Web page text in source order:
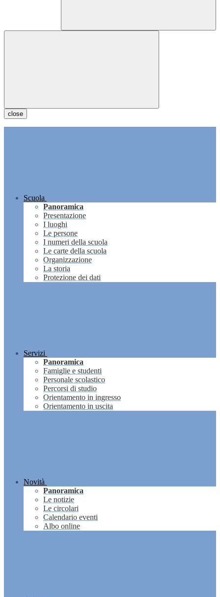
close
Scuola
Panoramica
Presentazione
I luoghi
Le persone
I numeri della scuola
Le carte della scuola
Organizzazione
La storia
Protezione dei dati
Servizi
Panoramica
Famiglie e studenti
Personale scolastico
Percorsi di studio
Orientamento in ingresso
Orientamento in uscita
Novità
Panoramica
Le notizie
Le circolari
Calendario eventi
Albo online